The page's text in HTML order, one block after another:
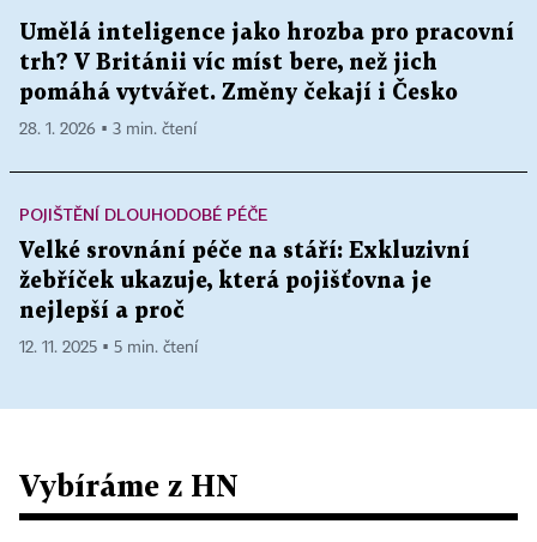
Umělá inteligence jako hrozba pro pracovní
trh? V Británii víc míst bere, než jich
pomáhá vytvářet. Změny čekají i Česko
28. 1. 2026 ▪ 3 min. čtení
POJIŠTĚNÍ DLOUHODOBÉ PÉČE
Velké srovnání péče na stáří: Exkluzivní
žebříček ukazuje, která pojišťovna je
nejlepší a proč
12. 11. 2025 ▪ 5 min. čtení
Vybíráme z HN